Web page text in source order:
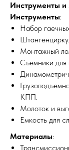
Инструменты и
Инструменты:
Набор
Монтажный
Съемники для
КПП.
Молоток и
Емкость для
Материалы: